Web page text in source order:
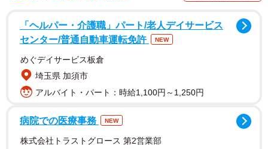
っているうたくんが迎えた“初めての日”。ママの投稿全文は
以下です。
“応援してくださるThreadsのみなさんへ
出生時仮死の脳性まひで体がうまく動かせなかった息子
2歳8カ月、数秒、手を離して立つことができた姿を見てや
ってほしいです
「ヘルパー・介護職」パート/老人デイサービス
センター/普通自動車運転免許
NEW
めぐデイサービス板倉
埼玉県 加須市
アルバイト・パート：時給1,100円～1,250円
病院での医療事務 NEW
株式会社トラストグロース 第2営業部